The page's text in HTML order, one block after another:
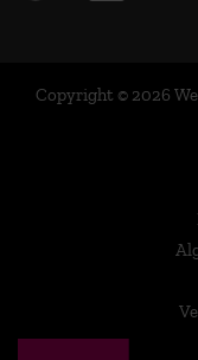
Copyright © 2026